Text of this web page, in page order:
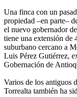
Una finca con un
propiedad –en parte–
el nuevo gobernador
tiene una extensión de
suburbano cercano a
Luis Pérez Gutiérrez,
Gobernación de
Varios de los antiguos
Torrealta también ha